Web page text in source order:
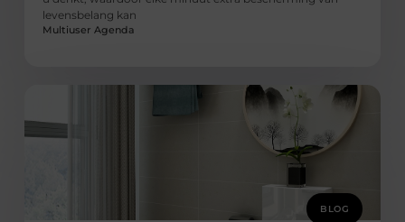
levensbelang kan
Multiuser Agenda
BLOG